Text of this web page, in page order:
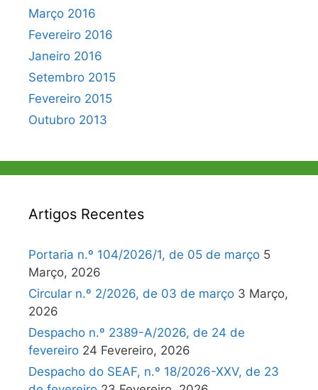
Março 2016
Fevereiro 2016
Janeiro 2016
Setembro 2015
Fevereiro 2015
Outubro 2013
Artigos Recentes
Portaria n.º 104/2026/1, de 05 de março 5
Março, 2026
Circular n.º 2/2026, de 03 de março 3 Março,
2026
Despacho n.º 2389-A/2026, de 24 de
fevereiro 24 Fevereiro, 2026
Despacho do SEAF, n.º 18/2026-XXV, de 23